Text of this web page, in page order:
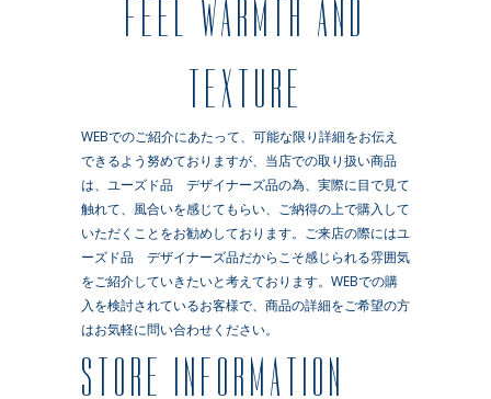
FEEL WARMTH AND
TEXTURE
WEBでのご紹介にあたって、可能な限り詳細をお伝え
できるよう努めておりますが、当店での取り扱い商品
は、ユーズド品 デザイナーズ品の為、実際に目で見て
触れて、風合いを感じてもらい、ご納得の上で購入して
いただくことをお勧めしております。ご来店の際にはユ
ーズド品 デザイナーズ品だからこそ感じられる雰囲気
をご紹介していきたいと考えております。WEBでの購
入を検討されているお客様で、商品の詳細をご希望の方
はお気軽に問い合わせください。